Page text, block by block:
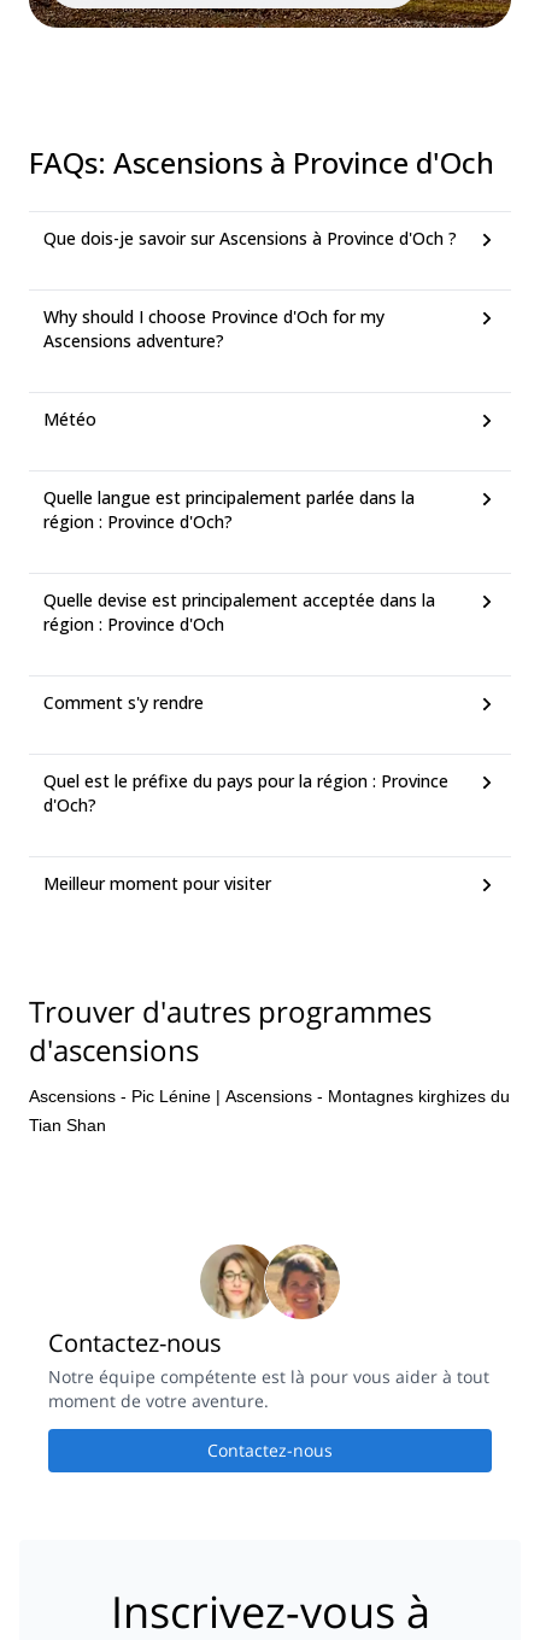
FAQs: Ascensions à Province d'Och
Que dois-je savoir sur Ascensions à Province d'Och ?
Why should I choose Province d'Och for my
Ascensions adventure?
Météo
Quelle langue est principalement parlée dans la
région : Province d'Och?
Quelle devise est principalement acceptée dans la
région : Province d'Och
Comment s'y rendre
Quel est le préfixe du pays pour la région : Province
d'Och?
Meilleur moment pour visiter
Trouver d'autres programmes
d'ascensions
Ascensions - Pic Lénine | Ascensions - Montagnes kirghizes du
Tian Shan
Contactez-nous
Notre équipe compétente est là pour vous aider à tout
moment de votre aventure.
Contactez-nous
Inscrivez-vous à